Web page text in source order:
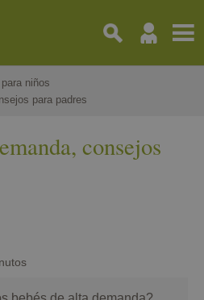
niños
para padres
consejos